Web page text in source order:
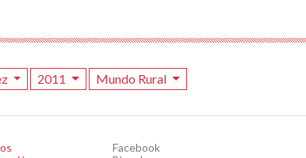
2011 Mundo Rural
Facebook